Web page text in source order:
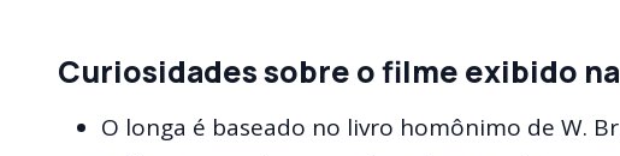
Curiosidades sobre o filme exibido
O longa é baseado no livro homônimo de W.